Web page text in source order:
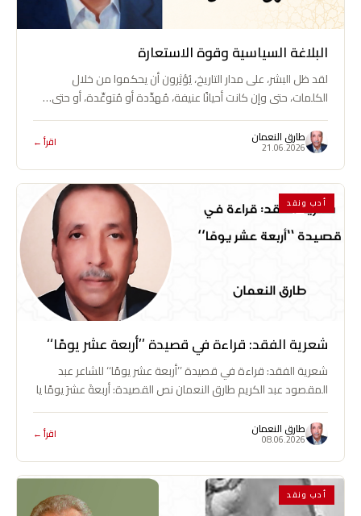
البلاغة السياسية وقوة الاستعارة
لقد ظل البشر، على مدار التاريخ، يُؤثِرون أن يحكموا من خلال
الكلمات، حتى وإن كانت أحيانًا عنيفة، مُهدِّدة أو مُتوعِّدة، أو حتى…
طارق النعمان
21.06.2026 اقرأ ←
أدب ونقد
شعرية الفقد: قراءة في قصيدة ’’أربعة عشر يومًا‘‘
شعرية الفقد: قراءة في قصيدة ’’أربعة عشر يومًا‘‘ للشاعر عبد
المقصود عبد الكريم طارق النعمان نص القصيدة: أربعةَ عشرَ يومًا يا
أمِّي…
طارق النعمان
08.06.2026 اقرأ ←
أدب ونقد